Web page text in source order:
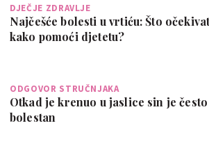
DJEČJE ZDRAVLJE
Najčešće bolesti u vrtiću: Što
kako pomoći djetetu?
ODGOVOR STRUČNJAKA
Otkad je krenuo u jaslice sin je često
bolestan